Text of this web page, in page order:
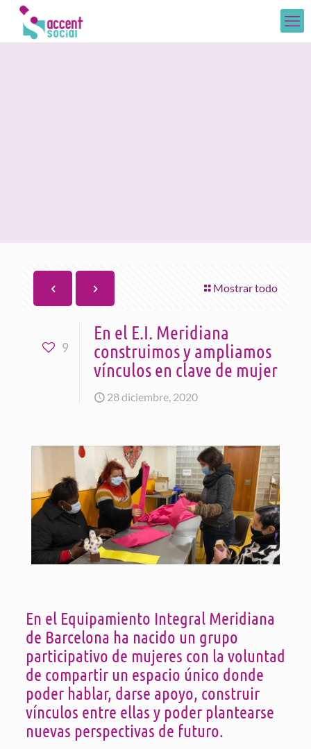
Mostrar todo
9
En el E.I. Meridiana
construimos y ampliamos
vínculos en clave de mujer
28 diciembre, 2020
En el Equipamiento Integral Meridiana
de Barcelona ha nacido un grupo
participativo de mujeres con la voluntad
de compartir un espacio único donde
poder hablar, darse apoyo, construir
vínculos entre ellas y poder plantearse
nuevas perspectivas de futuro.